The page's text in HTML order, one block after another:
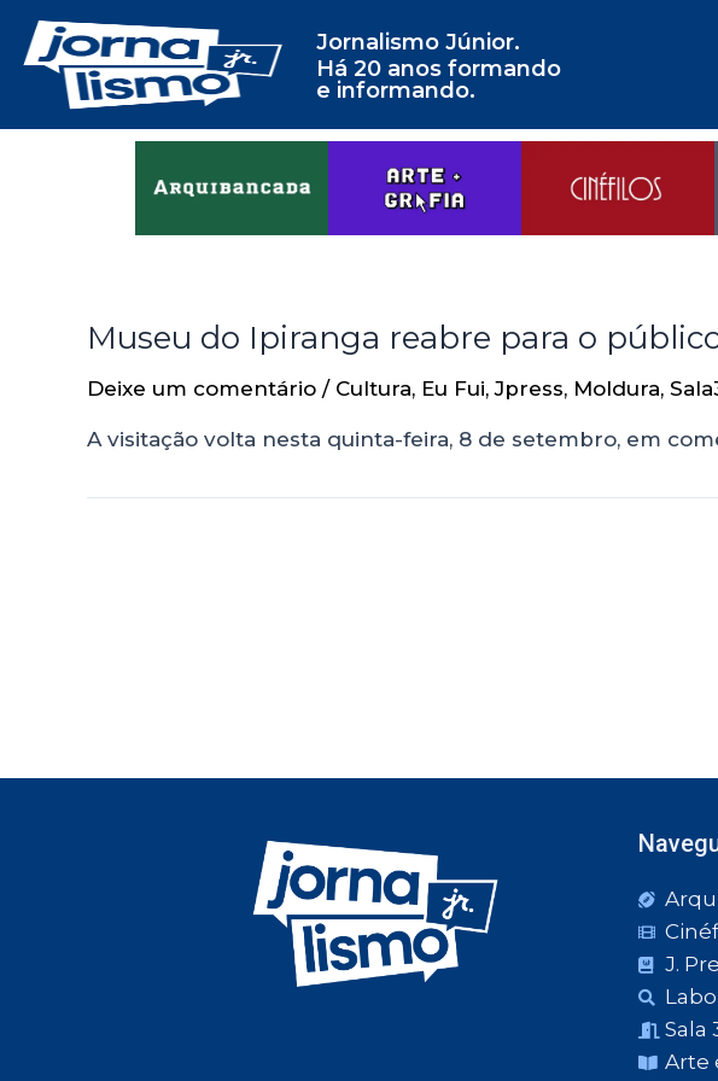
Jornalismo Júnior.
Há 20 anos formando
e informando.
Museu do Ipiranga reabre para o
Deixe um comentário / Cultura, Eu Fui,Jpress, Moldura,
A visitação volta nesta quinta-feira, 8 de setembro, em
J.
Sala
Arte